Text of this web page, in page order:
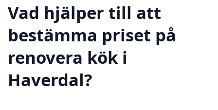
Vad hjälper till att
bestämma priset på
renovera kök i
Haverdal?